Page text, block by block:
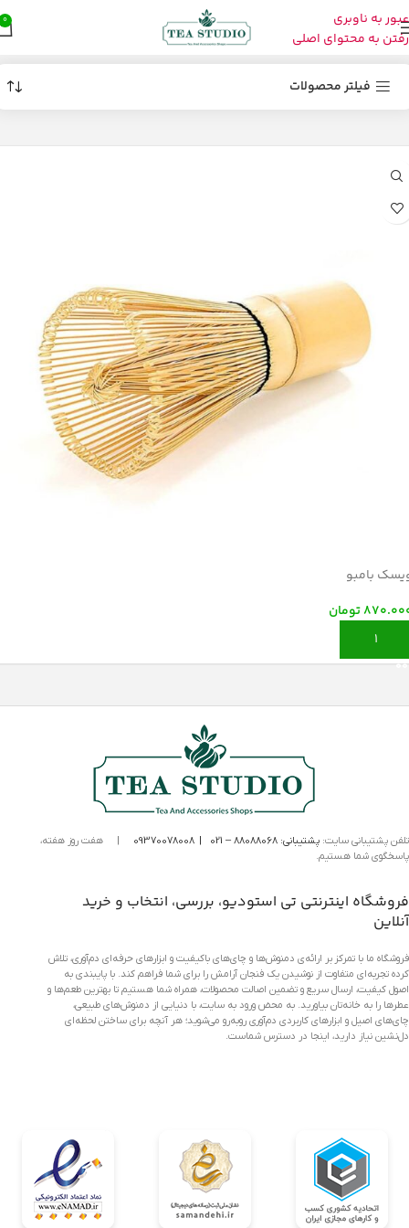
عبور به ناوبری
رفتن به محتوای اصلی
0
دسته بندی ها
فیلتر محصولات
بامبو
تومان
افزودن به سبد خرید
تلفن پشتیبانی سایت: پشتیبانی: 88088068
– 021
|
09370078008
|
هفت روز هفته،
پاسخگوی شما هستیم.
فروشگاه اینترنتی تی استودیو، بررسی، انتخاب و خرید
آنلاین
فروشگاه ما با تمرکز بر ارائه‌ی دمنوش‌ها و چای‌های باکیفیت و ابزارهای حرفه‌ای دم‌آوری، تلاش
کرده تجربه‌ای متفاوت از نوشیدن یک فنجان آرامش را برای شما فراهم کند. با پایبندی به
اصول کیفیت، ارسال سریع و تضمین اصالت محصولات، همراه شما هستیم تا بهترین طعم‌ها و
عطرها را به خانه‌تان بیاورید. به محض ورود به سایت، با دنیایی از دمنوش‌های طبیعی،
چای‌های اصیل و ابزارهای کاربردی دم‌آوری روبه‌رو می‌شوید؛ هر آنچه برای ساختن لحظه‌ای
دل‌نشین نیاز دارید، اینجا در دسترس شماست.